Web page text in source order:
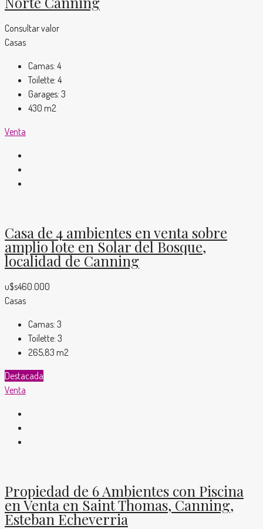
Consultar valor
Casas
Camas: 4
Toilette: 4
Garages: 3
430 m2
Venta
Casa de 4 ambientes en venta sobre
amplio lote en Solar del Bosque,
localidad de Canning
u$s460.000
Casas
Camas: 3
Toilette: 3
265,83 m2
Destacada
Venta
Propiedad de 6 Ambientes con Piscina
en Venta en Saint Thomas, Canning,
Esteban Echeverria